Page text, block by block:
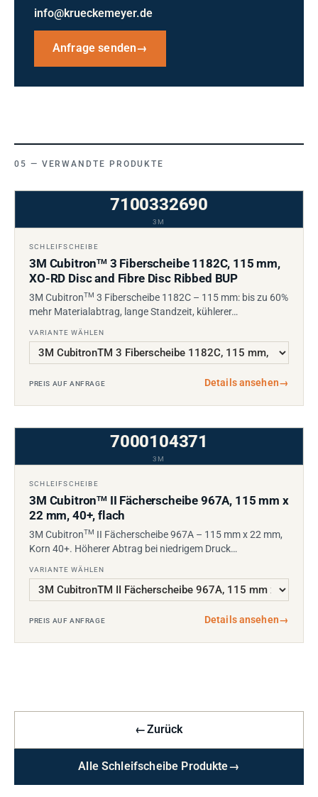
info@krueckemeyer.de
Anfrage senden→
VERWANDTE PRODUKTE
7100332690
3M
SCHLEIFSCHEIBE
3M CubitronTM3 Fiberscheibe 1182C, 115 mm,
XO-RD Disc and Fibre Disc Ribbed BUP
3M CubitronTM 3 Fiberscheibe 1182C – 115 mm: bis zu 60%
mehr Materialabtrag, lange Standzeit, kühlerer…
VARIANTE WÄHLEN
PREIS AUF ANFRAGE Details ansehen→
7000104371
3M
SCHLEIFSCHEIBE
3M CubitronTMII Fächerscheibe 967A, 115 mm x
22 mm, 40+, flach
3M CubitronTM II Fächerscheibe 967A – 115 mm x 22 mm,
Korn 40+. Höherer Abtrag bei niedrigem Druck…
VARIANTE WÄHLEN
PREIS AUF ANFRAGE Details ansehen→
←Zurück
Alle Schleifscheibe Produkte→